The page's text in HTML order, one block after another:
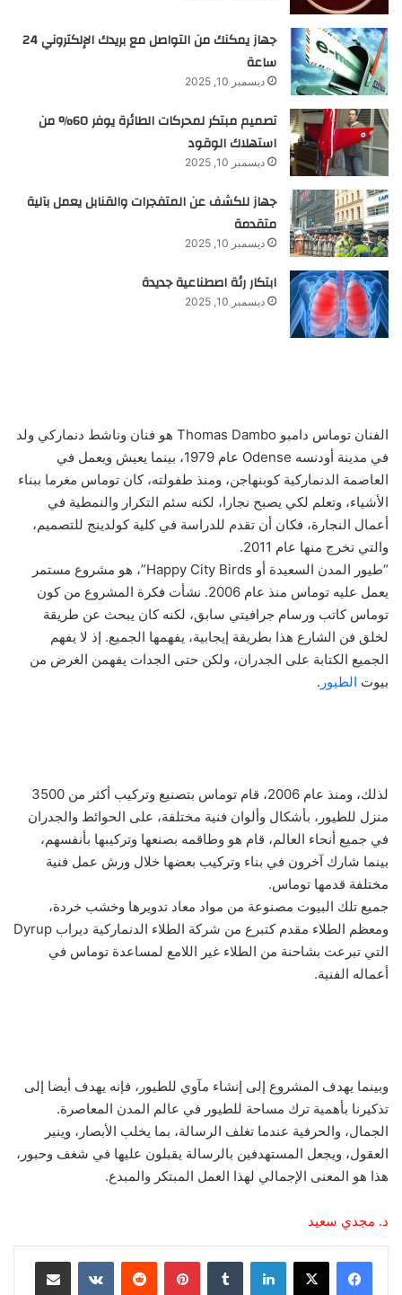
جهاز يمكنك من التواصل مع بريدك الإلكتروني 24
ساعة
ديسمبر 10, 2025
تصميم مبتكر لمحركات الطائرة يوفر 60% من
استهلاك الوقود
ديسمبر 10, 2025
جهاز للكشف عن المتفجرات والقنابل يعمل بآلية
متقدمة
ديسمبر 10, 2025
ابتكار رئة اصطناعية جديدة
ديسمبر 10, 2025
الفنان توماس دامبو Thomas Dambo هو فنان وناشط دنماركي ولد
في مدينة أودنسه Odense عام 1979، بينما يعيش ويعمل في
العاصمة الدنماركية كوبنهاجن، ومنذ طفولته، كان توماس مغرما ببناء
الأشياء، وتعلم لكي يصبح نجارا، لكنه سئم التكرار والنمطية في
أعمال النجارة، فكان أن تقدم للدراسة في كلية كولدينج للتصميم،
والتي تخرج منها عام 2011.
“طيور المدن السعيدة أو Happy City Birds”، هو مشروع مستمر
يعمل عليه توماس منذ عام 2006. نشأت فكرة المشروع من كون
توماس كاتب ورسام جرافيتي سابق، لكنه كان يبحث عن طريقة
لخلق فن الشارع هذا بطريقة إيجابية، يفهمها الجميع. إذ لا يفهم
الجميع الكتابة على الجدران، ولكن حتى الجدات يفهمن الغرض من
بيوت الطيور .
لذلك، ومنذ عام 2006، قام توماس بتصنيع وتركيب أكثر من 3500
منزل للطيور، بأشكال وألوان فنية مختلفة، على الحوائط والجدران
في جميع أنحاء العالم، قام هو وطاقمه بصنعها وتركيبها بأنفسهم،
بينما شارك آخرون في بناء وتركيب بعضها خلال ورش عمل فنية
مختلفة قدمها توماس.
جميع تلك البيوت مصنوعة من مواد معاد تدويرها وخشب خردة،
ومعظم الطلاء مقدم كتبرع من شركة الطلاء الدنماركية ديراب Dyrup
التي تبرعت بشاحنة من الطلاء غير اللامع لمساعدة توماس في
أعماله الفنية.
وبينما يهدف المشروع إلى إنشاء مآوي للطيور، فإنه يهدف أيضا إلى
تذكيرنا بأهمية ترك مساحة للطيور في عالم المدن المعاصرة.
الجمال، والحرفية عندما تغلف الرسالة، بما يخلب الأبصار، وينير
العقول، ويجعل المستهدفين بالرسالة يقبلون عليها في شغف وحبور،
هذا هو المعنى الإجمالي لهذا العمل المبتكر والمبدع.
د. مجدي سعيد
لينكدإن بينتيريست